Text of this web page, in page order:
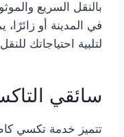
بالنقل السريع
في المدينة أو
لتلبية احتياجاتك
سائقي
تتميز خدمة تكسي